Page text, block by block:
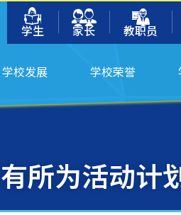
学生
家长 教职员
学校发展 学校荣誉
有所为活动计